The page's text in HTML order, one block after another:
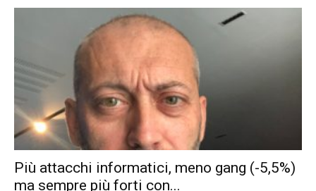
Più attacchi informatici, meno gang (-5,5%)
ma sempre più forti con...